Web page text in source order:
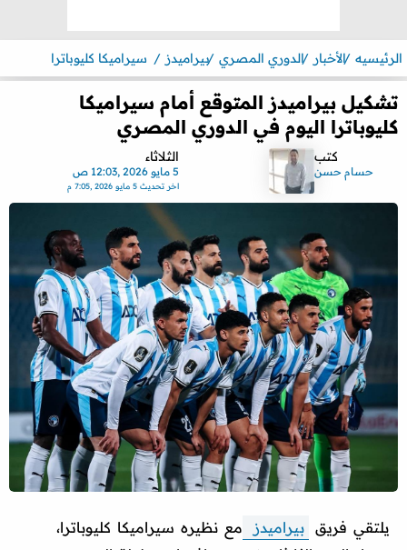
الرئيسيه الأخبار الدوري المصري بيراميدز سيراميكا كليوباترا
تشكيل بيراميدز المتوقع أمام سيراميكا
كليوباترا اليوم في الدوري المصري
كتب
حسام حسن
الثلاثاء
5 مايو 2026 ,12:03 ص
اخر تحديث5 مايو 2026 ,7:05 م
يلتقي فريق بيراميدز
مع نظيره سيراميكا كليوباترا،